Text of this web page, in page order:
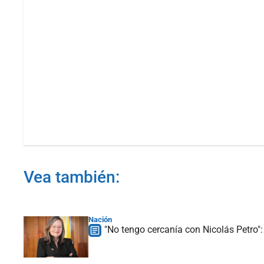
Vea también:
Nación
"No tengo cercanía con Nicolás